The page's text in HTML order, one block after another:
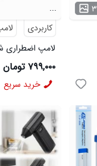
۳
...
کاربردی
لامپ اضطراری
۷۹۹,۰۰۰ تومان
خرید سریع